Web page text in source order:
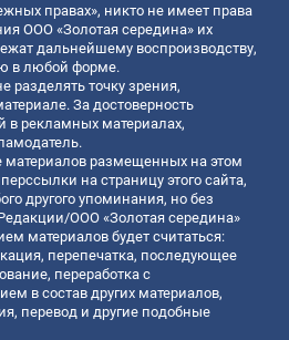
правах», никто не имеет права
ООО «Золотая середина» их
дальнейшему воспроизводству,
в любой форме.
разделять точку зрения,
За достоверность
рекламных материалах,
размещенных на этом
на страницу этого сайта,
другого упоминания, но без
ООО «Золотая середина»
материалов будет считаться:
перепечатка, последующее
переработка с
в состав других материалов,
перевод и другие подобные